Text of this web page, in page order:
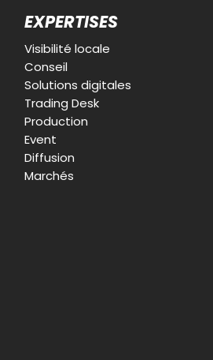
EXPERTISES
Visibilité locale
Conseil
Solutions digitales
Trading Desk
Production
Event
Diffusion
Marchés